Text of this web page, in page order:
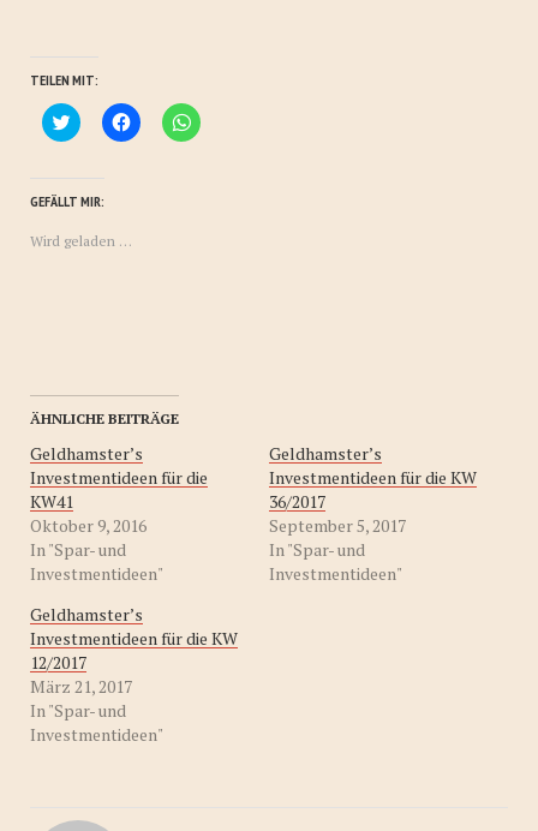
TEILEN MIT:
Klick,
um
zu
teilen
(Wird
neuem
Klick,
um
Klicken,
um
GEFÄLLT MIR:
Wird geladen …
ÄHNLICHE BEITRÄGE
Geldhamster’s
Investmentideen für die
KW41
Oktober 9, 2016
In "Spar- und
Investmentideen"
Geldhamster’s
Investmentideen für die KW
36/2017
September 5, 2017
In "Spar- und
Investmentideen"
Geldhamster’s
Investmentideen für die KW
12/2017
März 21, 2017
In "Spar- und
Investmentideen"